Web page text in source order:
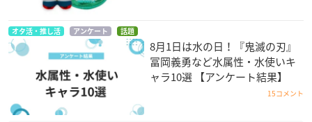
オタ活・推し活 アンケート 話題
8月1日は水の日！『鬼滅の刃』
冨岡義勇など水属性・水使いキ
ャラ10選 【アンケート結果】
15コメント